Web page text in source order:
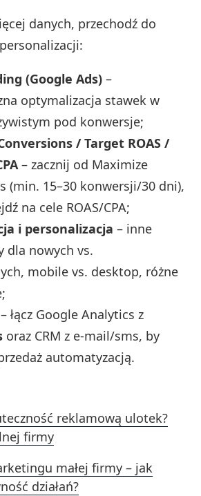
danych, przechodź do
(Google Ads) –
optymalizacja stawek w
pod konwersje;
/ Target ROAS /
– zacznij od Maximize
(min. 15–30 konwersji/30 dni),
na cele ROAS/CPA;
i personalizacja – inne
dla nowych vs.
mobile vs. desktop, różne
– łącz Google Analytics z
oraz CRM z e-mail/sms, by
automatyzacją.
reklamową ulotek?
firmy
małej firmy – jak
działań?